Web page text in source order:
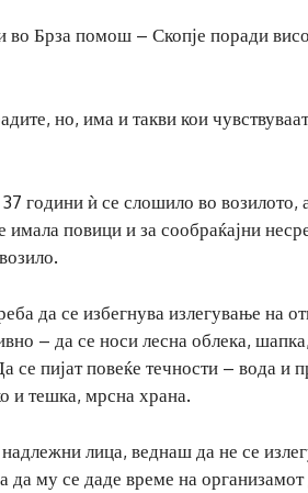
Брза помош – Скопје поради
но, има и такви кои
години ѝ се слошило во возилото,
имала повици и за сообраќајни
да се избегнува излегување на
– да се носи лесна облека,
пијат повеќе течности – вода и
и тешка, мрсна храна.
лица, веднаш да не се
да му се даде време на